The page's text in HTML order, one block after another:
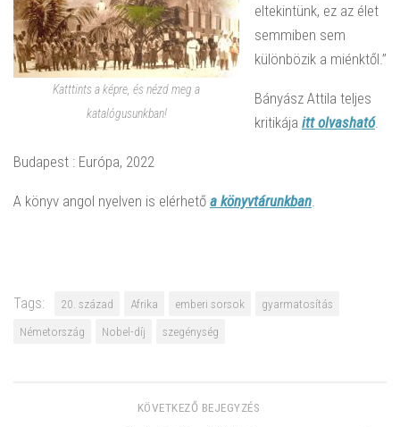
Katttints a képre, és nézd meg a
katalógusunkban!
eltekintünk, ez az élet
semmiben sem
különbözik a miénktől.”
Bányász Attila teljes
kritikája itt olvasható.
Budapest : Európa, 2022
A könyv angol nyelven is elérhető a könyvtárunkban
Tags: 20. század Afrika emberi sorsok
gyarmatosítás
Németország
Nobel-díj szegénység
KÖVETKEZŐ BEJEGYZÉS